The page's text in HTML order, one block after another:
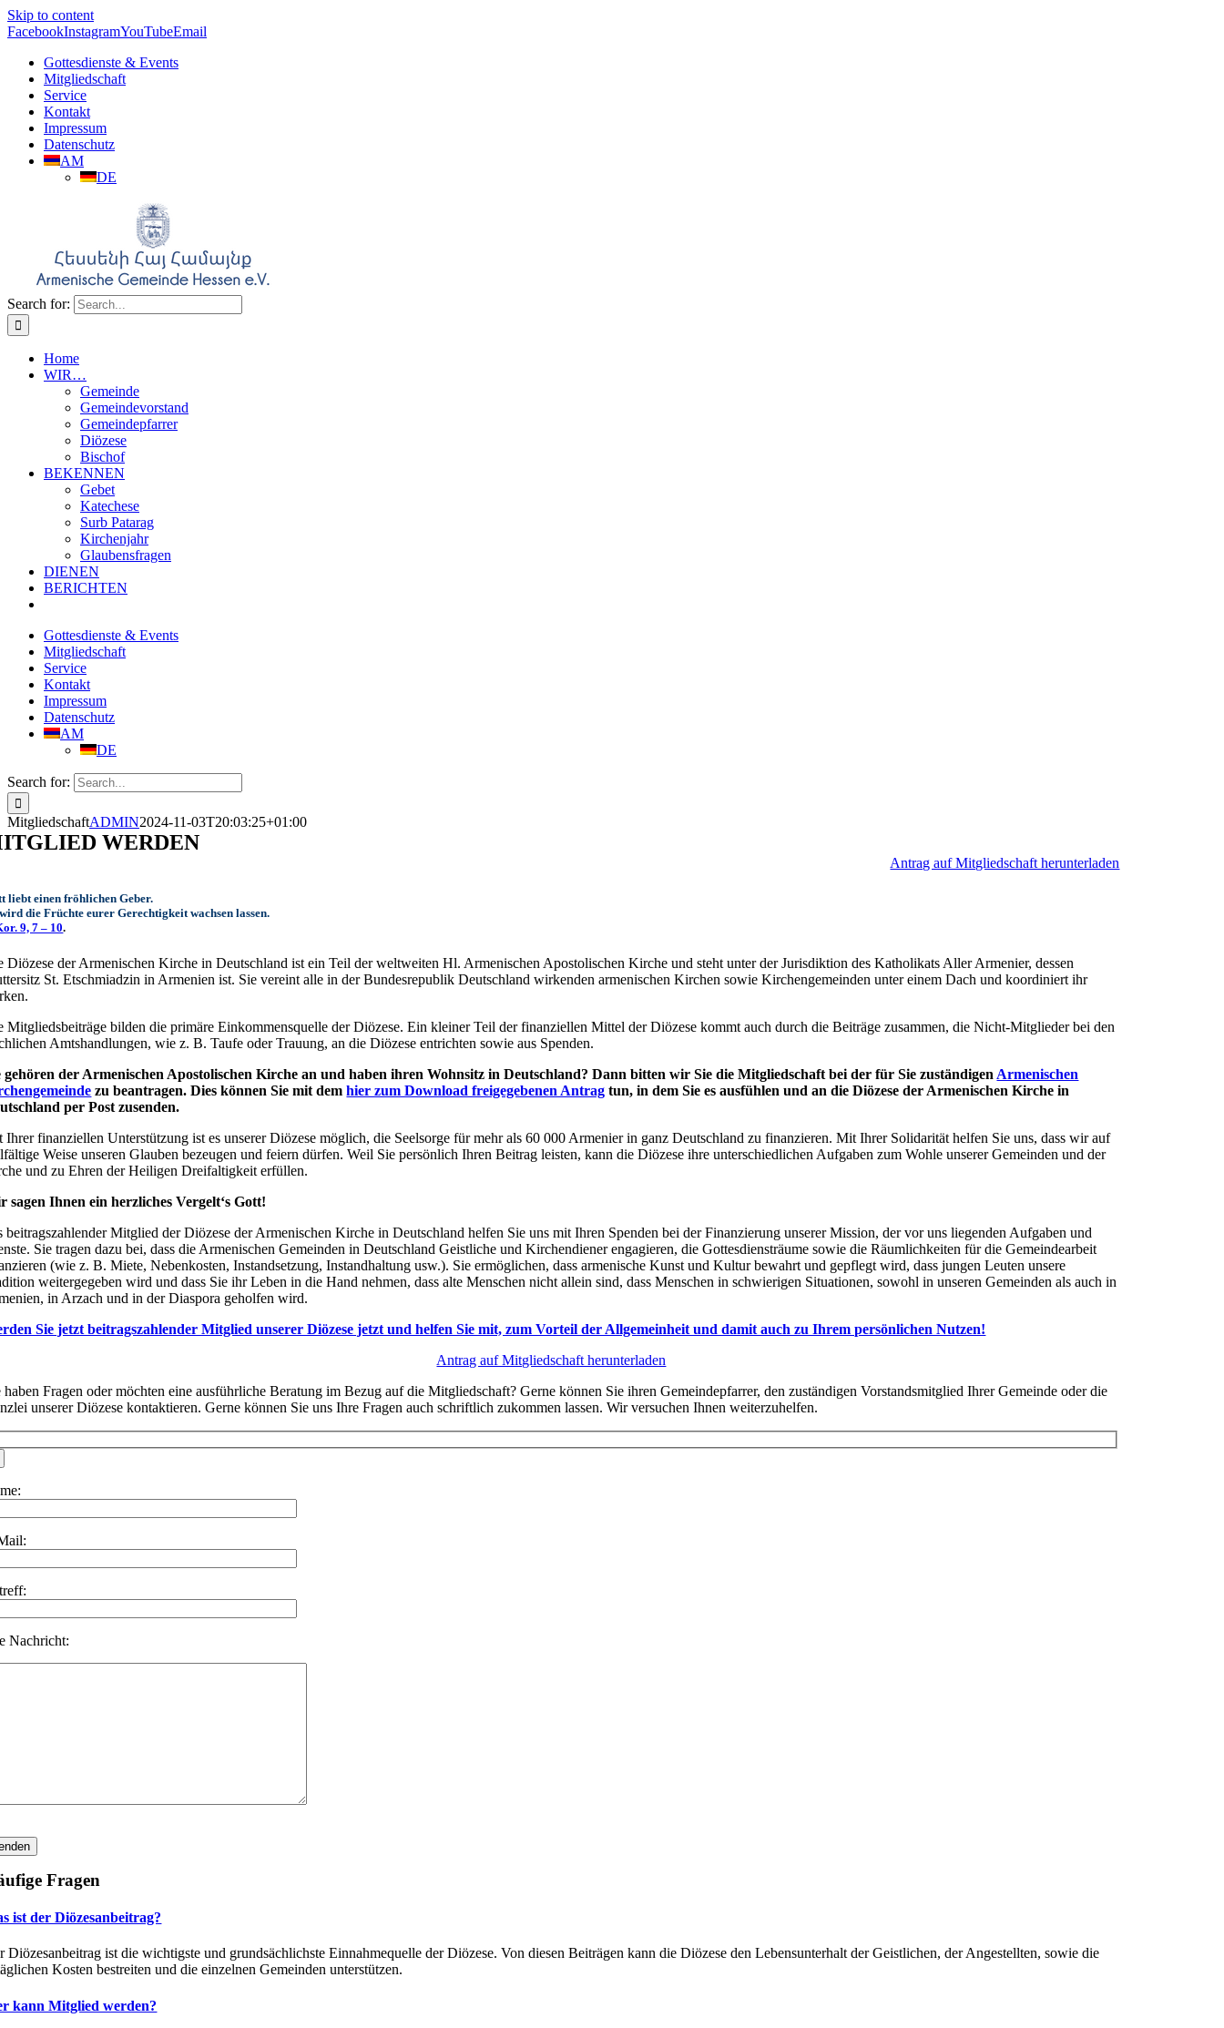
Skip to content
FacebookInstagramYouTubeEmail
Gottesdienste & Events
Mitgliedschaft
Service
Kontakt
Impressum
Datenschutz
AM
DE
Search for:
Home
WIR…
Gemeinde
Gemeindevorstand
Gemeindepfarrer
Diözese
Bischof
BEKENNEN
Gebet
Katechese
Surb Patarag
Kirchenjahr
Glaubensfragen
DIENEN
BERICHTEN
Gottesdienste & Events
Mitgliedschaft
Service
Kontakt
Impressum
Datenschutz
AM
DE
Search for:
MitgliedschaftADMIN2024-11-03T20:03:25+01:00
WERDEN
Antrag auf Mitgliedschaft herunterladen
liebt einen fröhlichen Geber.
die Früchte eurer Gerechtigkeit wachsen lassen.
9, 7 – 10.
Diözese der Armenischen Kirche in Deutschland ist ein Teil der weltweiten Hl. Armenischen Apostolischen Kirche und steht unter der Jurisdiktion des Katholikats Aller Armenier, dessen
St. Etschmiadzin in Armenien ist. Sie vereint alle in der Bundesrepublik Deutschland wirkenden armenischen Kirchen sowie Kirchengemeinden unter einem Dach und koordiniert ihr
Mitgliedsbeiträge bilden die primäre Einkommensquelle der Diözese. Ein kleiner Teil der finanziellen Mittel der Diözese kommt auch durch die Beiträge zusammen, die Nicht-Mitglieder bei den
Amtshandlungen, wie z. B. Taufe oder Trauung, an die Diözese entrichten sowie aus Spenden.
gehören der Armenischen Apostolischen Kirche an und haben ihren Wohnsitz in Deutschland? Dann bitten wir Sie die Mitgliedschaft bei der für Sie zuständigen Armenischen
zu beantragen. Dies können Sie mit demhier zum Download freigegebenen Antrag tun, in dem Sie es ausfühlen und an die Diözese der Armenischen Kirche in
per Post zusenden.
Ihrer finanziellen Unterstützung ist es unserer Diözese möglich, die Seelsorge für mehr als 60 000 Armenier in ganz Deutschland zu finanzieren. Mit Ihrer Solidarität helfen Sie uns, dass wir auf
Weise unseren Glauben bezeugen und feiern dürfen. Weil Sie persönlich Ihren Beitrag leisten, kann die Diözese ihre unterschiedlichen Aufgaben zum Wohle unserer Gemeinden und der
und zu Ehren der Heiligen Dreifaltigkeit erfüllen.
sagen Ihnen ein herzliches Vergelt‘s Gott!
beitragszahlender Mitglied der Diözese der Armenischen Kirche in Deutschland helfen Sie uns mit Ihren Spenden bei der Finanzierung unserer Mission, der vor uns liegenden Aufgaben und
Sie tragen dazu bei, dass die Armenischen Gemeinden in Deutschland Geistliche und Kirchendiener engagieren, die Gottesdiensträume sowie die Räumlichkeiten für die Gemeindearbeit
(wie z. B. Miete, Nebenkosten, Instandsetzung, Instandhaltung usw.). Sie ermöglichen, dass armenische Kunst und Kultur bewahrt und gepflegt wird, dass jungen Leuten unsere
weitergegeben wird und dass Sie ihr Leben in die Hand nehmen, dass alte Menschen nicht allein sind, dass Menschen in schwierigen Situationen, sowohl in unseren Gemeinden als auch in
in Arzach und in der Diaspora geholfen wird.
Sie jetzt beitragszahlender Mitglied unserer Diözese jetzt und helfen Sie mit, zum Vorteil der Allgemeinheit und damit auch zu Ihrem persönlichen Nutzen!
Antrag auf Mitgliedschaft herunterladen
haben Fragen oder möchten eine ausführliche Beratung im Bezug auf die Mitgliedschaft? Gerne können Sie ihren Gemeindepfarrer, den zuständigen Vorstandsmitglied Ihrer Gemeinde oder die
unserer Diözese kontaktieren. Gerne können Sie uns Ihre Fragen auch schriftlich zukommen lassen. Wir versuchen Ihnen weiterzuhelfen.
Nachricht:
Fragen
ist der Diözesanbeitrag?
Diözesanbeitrag ist die wichtigste und grundsächlichste Einnahmequelle der Diözese. Von diesen Beiträgen kann die Diözese den Lebensunterhalt der Geistlichen, der Angestellten, sowie die
Kosten bestreiten und die einzelnen Gemeinden unterstützen.
kann Mitglied werden?